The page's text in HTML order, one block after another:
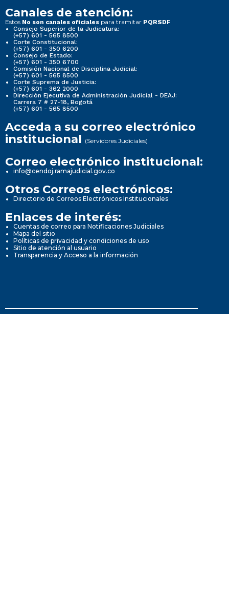
Canales de atención:
Estos No son canales oficiales para tramitar PQRSDF
Consejo Superior de la Judicatura:
(+57) 601 - 565 8500
Corte Constitucional:
(+57) 601 - 350 6200
Consejo de Estado:
(+57) 601 - 350 6700
Comisión Nacional de Disciplina Judicial:
(+57) 601 - 565 8500
Corte Suprema de Justicia:
(+57) 601 - 362 2000
Dirección Ejecutiva de Administración Judicial - DEAJ:
Carrera 7 # 27-18, Bogotá
(+57) 601 - 565 8500
Acceda a su correo electrónico
institucional (Servidores Judiciales)
Correo electrónico institucional:
info@cendoj.ramajudicial.gov.co
Otros Correos electrónicos:
Directorio de Correos Electrónicos Institucionales
Enlaces de interés:
Cuentas de correo para Notificaciones Judiciales
Mapa del sitio
Políticas de privacidad y condiciones de uso
Sitio de atención al usuario
Transparencia y Acceso a la información